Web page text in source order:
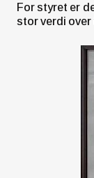
For styret er
stor verdi over